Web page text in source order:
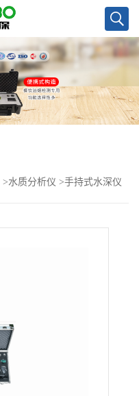
>水质分析仪 >手持式水深仪